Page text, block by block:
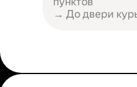
→ До двери